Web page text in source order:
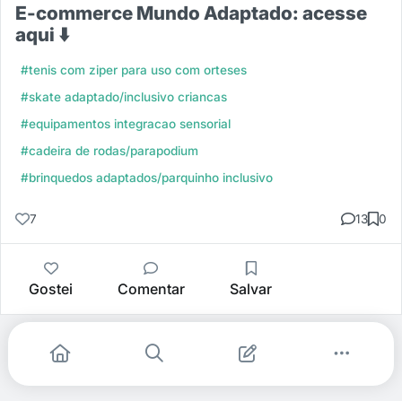
E-commerce Mundo Adaptado: acesse
aqui ⬇️
#tenis com ziper para uso com orteses
#skate adaptado/inclusivo criancas
#equipamentos integracao sensorial
#cadeira de rodas/parapodium
#brinquedos adaptados/parquinho inclusivo
7 13 0
Gostei Comentar Salvar